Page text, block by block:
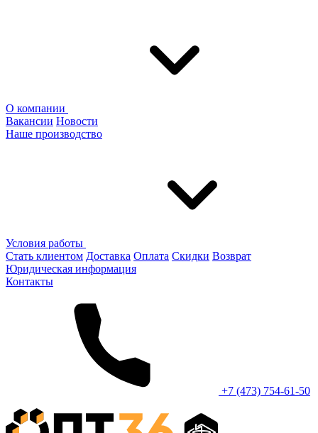
О компании
Вакансии Новости
Наше производство
Условия работы
Стать клиентом Доставка Оплата Скидки Возврат
Юридическая информация
Контакты
+7 (473) 754-61-50